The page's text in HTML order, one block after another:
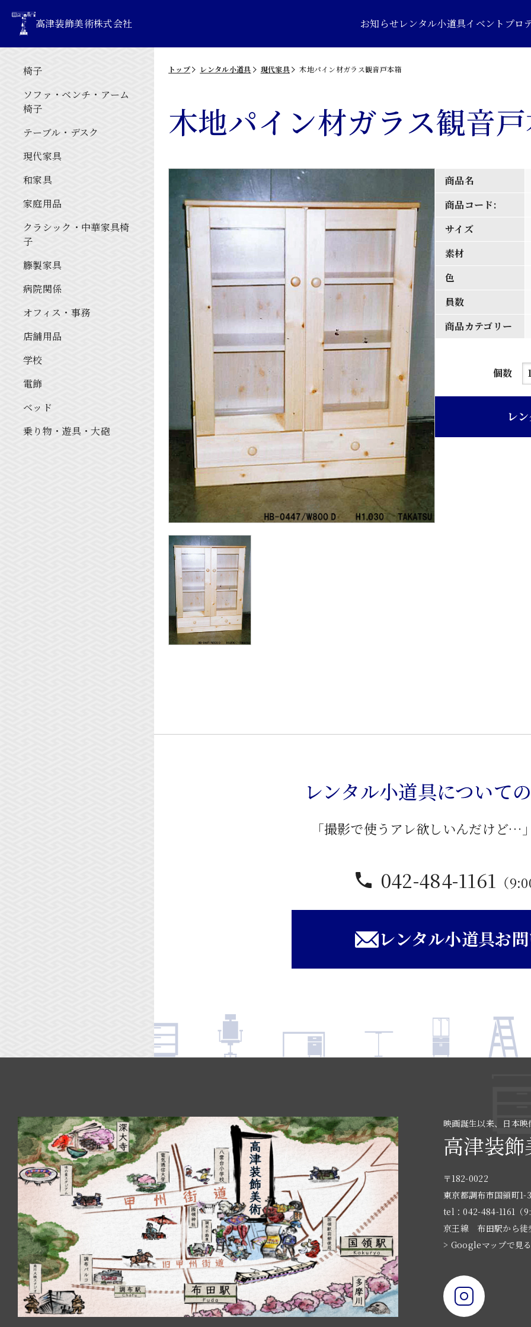
高津装飾美術株式会社 お知らせレンタル小道具イベントプロ
椅子
ソファ・ベンチ・アーム
椅子
テーブル・デスク
現代家具
和家具
家庭用品
クラシック・中華家具椅
子
籐製家具
病院関係
オフィス・事務
店舗用品
学校
電飾
ベッド
乗り物・遊具・大砲
トップ レンタル小道具 現代家具 木地パイン材ガラス観音戸本箱
木地パイン材ガラス観音
商品名
商品コード:
サイズ
素材
色
員数
商品カテゴリー
個数
木
レ
レンタル小道具について
「撮影で使うアレ欲しいんだけど…
042-484-1161 （
レンタル小道具お
映画誕生以来、日本
高津装
〒182-0022
東京都調布市国領町1-
tel：042-484-1161（
京王線 布田駅から徒
> Googleマップで見る